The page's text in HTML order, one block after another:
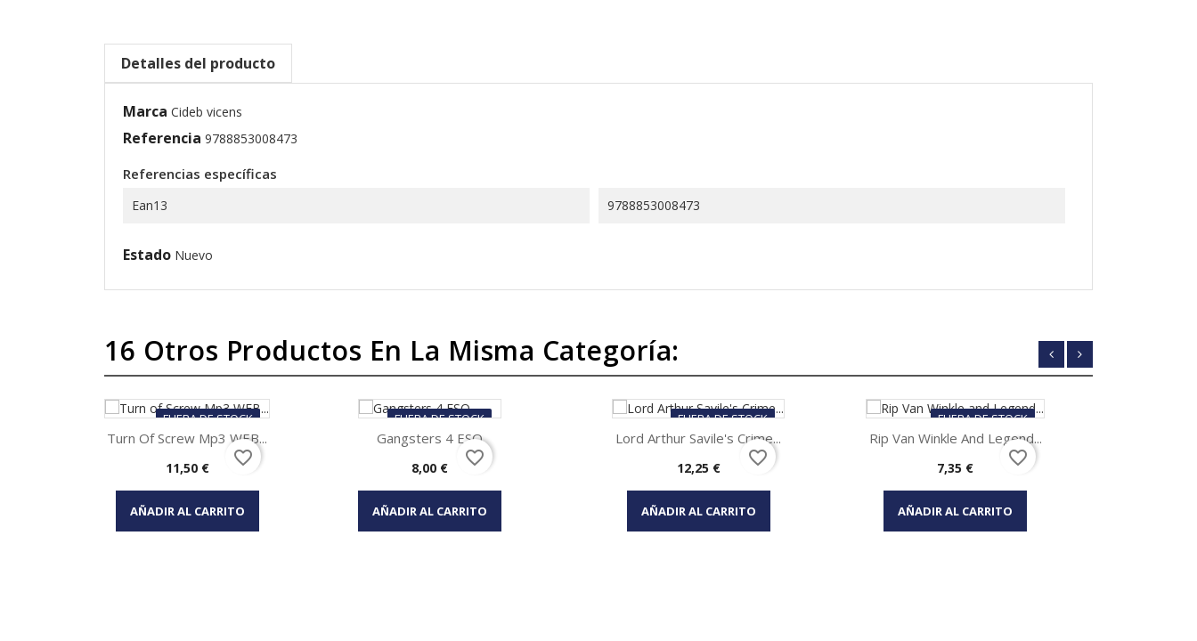
Detalles del producto
Marca Cideb vicens
Referencia 9788853008473
Referencias específicas
Ean13 9788853008473
Estado Nuevo
16 Otros Productos En La Misma Categoría:
FUERA DE STOCK
Vista rápida
Turn Of Screw Mp3 WEB...
Precio
11,50 €
AÑADIR AL CARRITO
favorite_border
FUERA DE STOCK
Vista rápida
Gangsters 4 ESO
Precio
8,00 €
AÑADIR AL CARRITO
favorite_border
FUERA DE STOCK
Vista rápida
Lord Arthur Savile's Crime...
Precio
12,25 €
AÑADIR AL CARRITO
favorite_border
FUERA DE STOCK
Vista rápida
Rip Van Winkle And Legend...
Precio
7,35 €
AÑADIR AL CARRITO
favorite_border